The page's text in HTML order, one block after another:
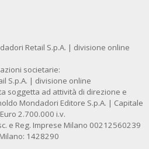
Retail S.p.A. | divisione online
societarie:
S.p.A. | divisione online
soggetta ad attività di direzione e
Mondadori Editore S.p.A. | Capitale
2.700.000 i.v.
e Reg. Imprese Milano 00212560239
1428290